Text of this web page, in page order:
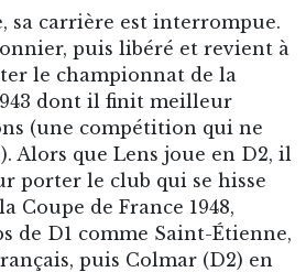
sa carrière est interrompue.
puis libéré et revient à
le championnat de la
dont il finit meilleur
(une compétition qui ne
Alors que Lens joue en D2, il
porter le club qui se hisse
Coupe de France 1948,
de D1 comme Saint-Étienne,
puis Colmar (D2) en